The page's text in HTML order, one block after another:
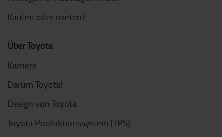
Kaufen oder mieten?
Über Toyota
Karriere
Darum Toyota!
Design von Toyota
Toyota Produktionssystem (TPS)